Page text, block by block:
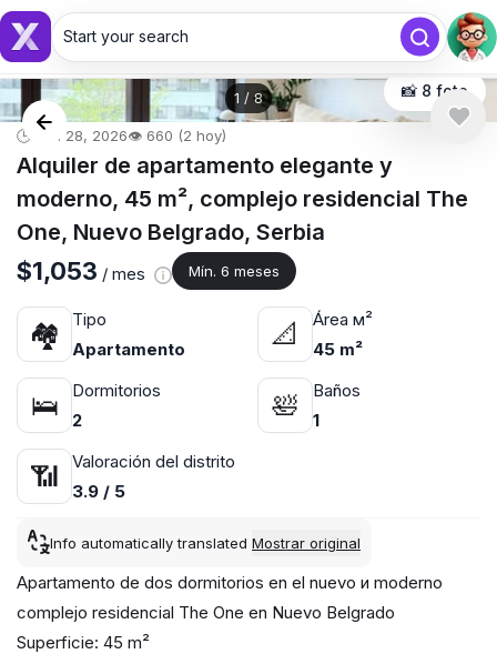
País o ciudad ...
Start your search
1 / 8 📸 8 foto
🕒 abr. 28, 2026👁️ 660 (2 hoy)
Alquiler de apartamento elegante y
moderno, 45 m², complejo residencial The
One, Nuevo Belgrado, Serbia
$1,053 / mes Mín. 6 meses
🏘
Tipo
Apartamento
📐
Área м²
45 m²
🛌
Dormitorios
2
🛀
Baños
1
📶
Valoración del distrito
3.9 / 5
Info automatically translated Mostrar original
Apartamento de dos dormitorios en el nuevo и moderno
complejo residencial The One en Nuevo Belgrado
Superficie: 45 m²